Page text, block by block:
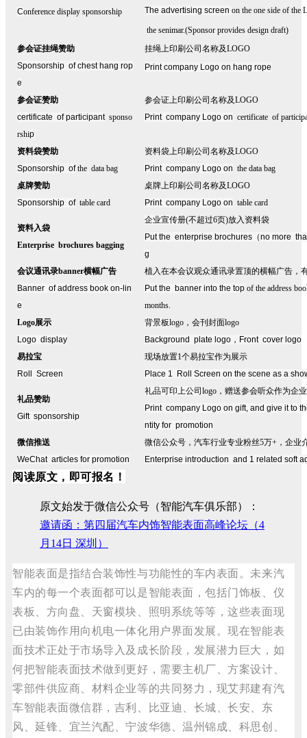
Conference display sponsorship
The advertising screenon the one side of the
the senimar.(Sponsor provides design draft)
参会证挂绳赞助
Sponsorship of chest hang rop
e
挂绳上印刷公司名称及LOGO
Print company Logo on hang rope
参会证赞助
certificate of participantsponso
rship
参会证上印刷公司名称及LOGO
Print company Logo on certificate of
资料袋赞助
Sponsorship ofthe data bag
资料袋上印刷公司名称及LOGO
Print company Logo on the data bag
桌牌赞助
Sponsorship oftable card
桌牌上印刷公司名称及LOGO
Print company Logo on table card
资料入袋
Enterprise brochures bagging
企业宣传册(不超过6页)放入资料袋
Put the enterprise brochures （no more
g
会议通讯录banner横幅广告
Banner of address book on-lin
e
植入在本会议观众通讯录置顶的横幅广告，
Put the banner into the top of the address
months.
Logo展示
Logo display
背景板logo，会刊封面logo
Background plate logo ， Front cover logo
易拉宝
Roll Screen
现场放置1个易拉宝作为展示
Place 1 Roll Screen on the scene as a
礼品赞助
Gift sponsorship
礼品可印上公司logo，赠送参会听众作为企
Print company Logo on gift, and give it to
ntity for promotion
微信推送
WeChat articles for promotion
微信公众号，汽车行业专业粉丝5万+，企业
Enterprise introduction and 1 related soft
阅读原文，即可报名！
原文始发于微信公众号（智能汽车俱乐部）：
邀请函：第四届汽车内饰智能表面高峰论坛（4
月14日 深圳）
智能表面是指结合装饰性与功能性的车内表面。未来汽
车内的每一个表面都可以是智能表面，包括门饰板、仪
表板、方向盘、天窗模块、照明系统等等，这些表面现
已由装饰作用向机电一体化用户界面发展。现在智能表
面技术正处于市场导入及成长阶段，发展潜力巨大，如
何把智能表面技术做到更好，需要主机厂、方案设计、
零部件供应商、材料企业等的共同努力，现艾邦建有汽
车智能表面微信群，吉利、比亚迪、长城、长安、东
风、延锋、宜兰汽配、宁波华德、温州锦成、科思创、